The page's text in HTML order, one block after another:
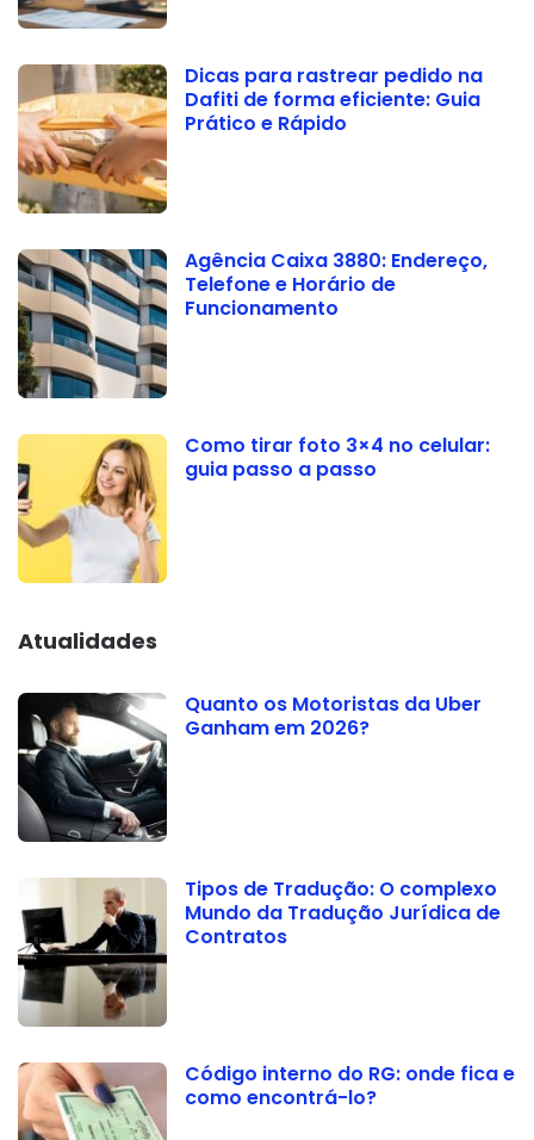
Dicas para rastrear pedido na
Dafiti de forma eficiente: Guia
Prático e Rápido
Agência Caixa 3880: Endereço,
Telefone e Horário de
Funcionamento
Como tirar foto 3×4 no celular:
guia passo a passo
Atualidades
Quanto os Motoristas da Uber
Ganham em 2026?
Tipos de Tradução: O complexo
Mundo da Tradução Jurídica de
Contratos
Código interno do RG: onde fica e
como encontrá-lo?